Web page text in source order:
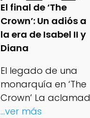
El final de ‘The
Crown’: Un adiós a
la era de Isabel II y
Diana
El legado de una
monarquía en ‘The
Crown’ La aclamad
...ver más